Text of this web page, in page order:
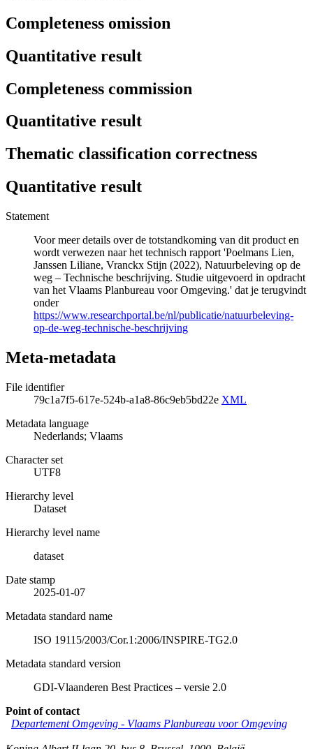
Completeness omission
Quantitative result
Completeness commission
Quantitative result
Thematic classification correctness
Quantitative result
Statement
Voor meer details over de totstandkoming van dit product en
wordt verwezen naar het technisch rapport 'Poelmans Lien,
Janssen Liliane, Vranckx Stijn (2022), Natuurbeleving op de
weg – Technische beschrijving. Studie uitgevoerd in opdracht
van het Vlaams Planbureau voor Omgeving.' dat je terugvindt
onder
https://www.researchportal.be/nl/publicatie/natuurbeleving-
op-de-weg-technische-beschrijving
Meta-metadata
File identifier
79c1a7f5-617e-524b-a1a8-86c9eb5bd22e XML
Metadata language
Nederlands; Vlaams
Character set
UTF8
Hierarchy level
Dataset
Hierarchy level name
dataset
Date stamp
2025-01-07
Metadata standard name
ISO 19115/2003/Cor.1:2006/INSPIRE-TG2.0
Metadata standard version
GDI-Vlaanderen Best Practices – versie 2.0
Point of contact
Departement Omgeving - Vlaams Planbureau voor Omgeving